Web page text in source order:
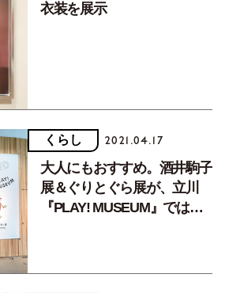
衣装を展示
くらし 2021.04.17
大人にもおすすめ。酒井駒子
展＆ぐりとぐら展が、立川
『PLAY! MUSEUM』ではじ